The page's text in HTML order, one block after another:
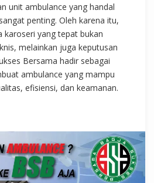
unit ambulance yang handal
penting. Oleh karena itu,
karoseri yang tepat bukan
melainkan juga keputusan
Bersama hadir sebagai
ambulance yang mampu
efisiensi, dan keamanan.